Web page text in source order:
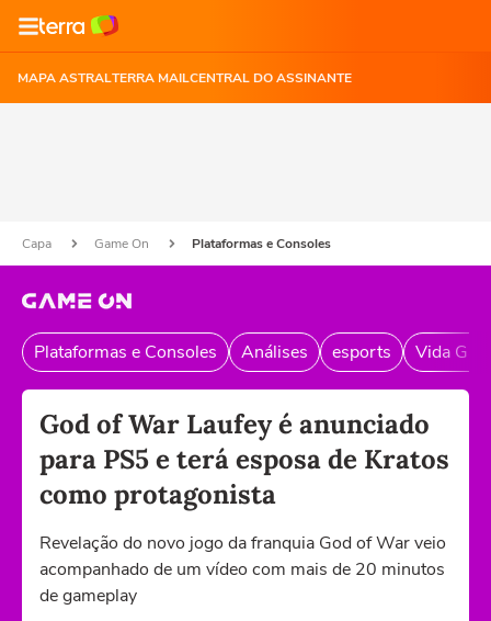
MAPA ASTRALTERRA MAILCENTRAL DO ASSINANTE
Capa Game On Plataformas e Consoles
Plataformas e Consoles Análises esports Vida
God of War Laufey é anunciado
para PS5 e terá esposa de Kratos
como protagonista
Revelação do novo jogo da franquia God of War veio
acompanhado de um vídeo com mais de 20 minutos
de gameplay